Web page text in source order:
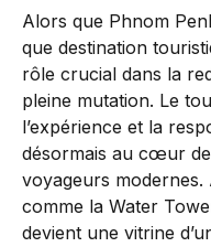
Alors que Phnom
que destination
rôle crucial dans la
pleine mutation. Le
l’expérience et la
désormais au cœur
voyageurs modernes.
comme la Water
devient une vitrine